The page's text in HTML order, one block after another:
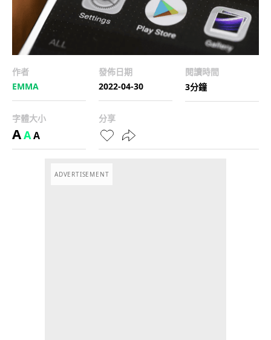
作者
EMMA
發佈日期
2022-04-30
閱讀時間
3分鐘
字體大小
AAA
分享
ADVERTISEMENT